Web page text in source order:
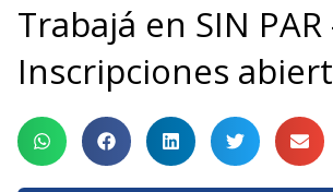
Trabajá en SIN PAR
Inscripciones